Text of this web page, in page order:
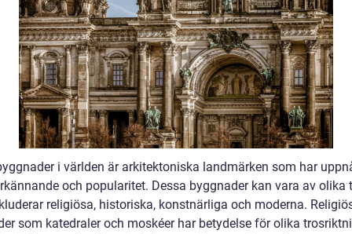
i världen är arkitektoniska landmärken som har
och popularitet. Dessa byggnader kan vara av olika
religiösa, historiska, konstnärliga och moderna.
som katedraler och moskéer har betydelse för olika